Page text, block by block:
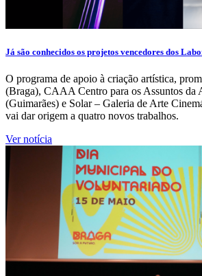
Já são conhecidos os projetos vencedores dos
O programa de apoio à criação artística,
(Braga), CAAA Centro para os Assuntos da
(Guimarães) e Solar – Galeria de Arte
vai dar origem a quatro novos trabalhos.
Ver notícia